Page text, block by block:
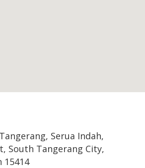
Serua Indah,
South Tangerang City,
15414